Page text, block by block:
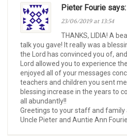
Pieter Fourie says:
23/06/2019 at 13:54
THANKS, LIDIA! A
talk you gave! It really was a
the Lord has convinced you of,
Lord allowed you to experience
enjoyed all of your messages
teachers and children you sent
blessing increase in the years to
all abundantly!!
Greetings to your staff and family
Uncle Pieter and Auntie Ann Fourie